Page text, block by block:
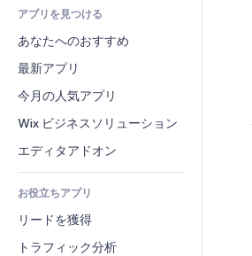
リスティング広告
メール
コンバージョン
会計
クーポン・特典
倉庫管理ソリューション
ドロップシッピング
食品・飲料
ブッキング
写真
動画
PDF
ファイル共有
ニュース
時計
ページテンプレート
画像効果
ボタン・メニュー
バナー・バッジ
電卓
検索
天気
チャート・テーブル
ブログ
投票
チャット
コメント
電話
コミュニティィ
レビュー・お客さまの声
CRM
アプリを見つける
あなたへのおすすめ
最新アプリ
今月の人気アプリ
Wix ビジネスソリューション
エディタアドオン
お役立ちアプリ
リードを獲得
トラフィック分析